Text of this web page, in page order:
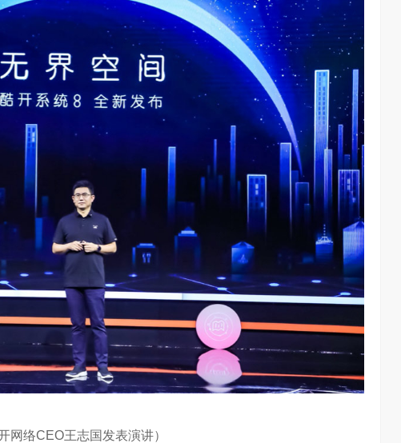
网络CEO王志国发表演讲）
绑定AI长赛道
”到“任务助手”的重要
刘平均：海信空调变频S架构发布具有重大意义
访谈 1 年前
6月12日，在海信举办的 “中国变频 信芯保障”海信空调变频S
架构技术发布会上，原国家质检总局副局长、中…